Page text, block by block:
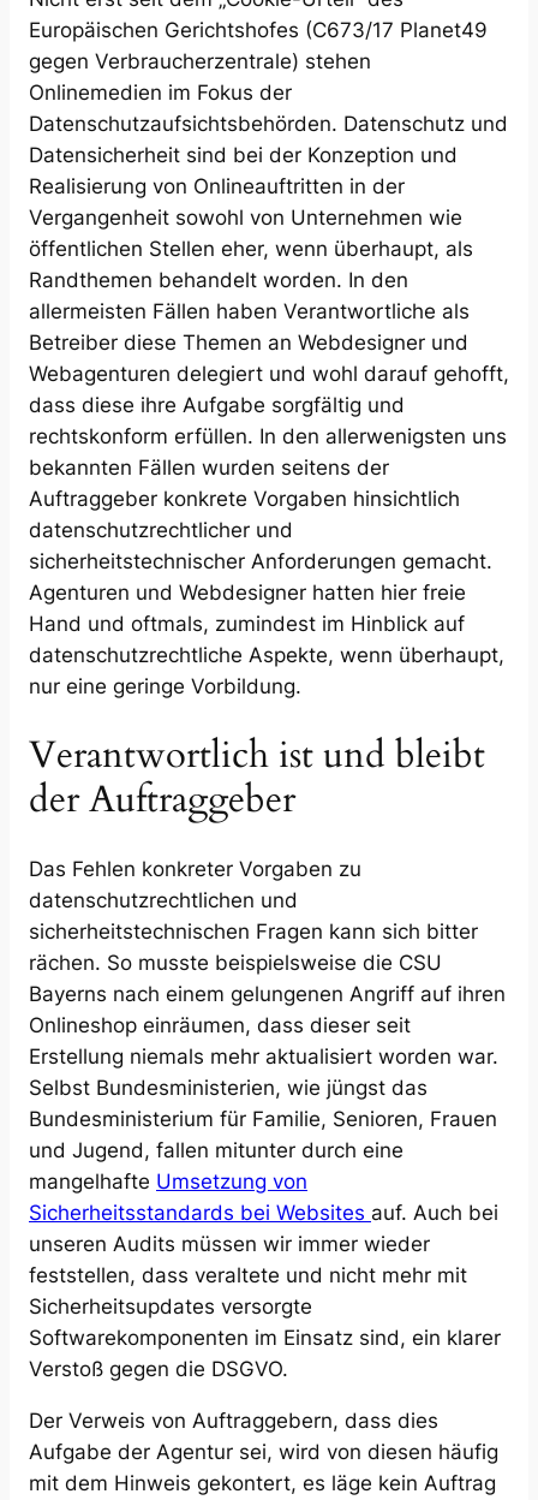
Europäischen Gerichtshofes (C673/17 Planet49
gegen Verbraucherzentrale) stehen
Onlinemedien im Fokus der
Datenschutzaufsichtsbehörden. Datenschutz und
Datensicherheit sind bei der Konzeption und
Realisierung von Onlineauftritten in der
Vergangenheit sowohl von Unternehmen wie
öffentlichen Stellen eher, wenn überhaupt, als
Randthemen behandelt worden. In den
allermeisten Fällen haben Verantwortliche als
Betreiber diese Themen an Webdesigner und
Webagenturen delegiert und wohl darauf gehofft,
dass diese ihre Aufgabe sorgfältig und
rechtskonform erfüllen. In den allerwenigsten uns
bekannten Fällen wurden seitens der
Auftraggeber konkrete Vorgaben hinsichtlich
datenschutzrechtlicher und
sicherheitstechnischer Anforderungen gemacht.
Agenturen und Webdesigner hatten hier freie
Hand und oftmals, zumindest im Hinblick auf
datenschutzrechtliche Aspekte, wenn überhaupt,
nur eine geringe Vorbildung.
Verantwortlich ist und bleibt
der Auftraggeber
Das Fehlen konkreter Vorgaben zu
datenschutzrechtlichen und
sicherheitstechnischen Fragen kann sich bitter
rächen. So musste beispielsweise die CSU
Bayerns nach einem gelungenen Angriff auf ihren
Onlineshop einräumen, dass dieser seit
Erstellung niemals mehr aktualisiert worden war.
Selbst Bundesministerien, wie jüngst das
Bundesministerium für Familie, Senioren, Frauen
und Jugend, fallen mitunter durch eine
mangelhafte Umsetzung von
Sicherheitsstandards bei Websites auf. Auch bei
unseren Audits müssen wir immer wieder
feststellen, dass veraltete und nicht mehr mit
Sicherheitsupdates versorgte
Softwarekomponenten im Einsatz sind, ein klarer
Verstoß gegen die DSGVO.
Der Verweis von Auftraggebern, dass dies
Aufgabe der Agentur sei, wird von diesen häufig
mit dem Hinweis gekontert, es läge kein Auftrag